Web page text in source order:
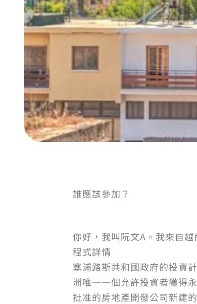
誰應該參加？
你好，我叫阮文A。我來自越
程式詳情
塞浦路斯共和國政府的投資
洲唯一一個允許投資者獲得
批准的房地產開發公司新建